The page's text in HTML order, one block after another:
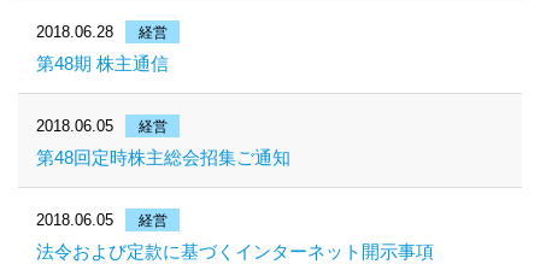
2018.06.28 経営
第48期 株主通信
2018.06.05 経営
第48回定時株主総会招集ご通知
2018.06.05 経営
法令および定款に基づくインターネット開示事項